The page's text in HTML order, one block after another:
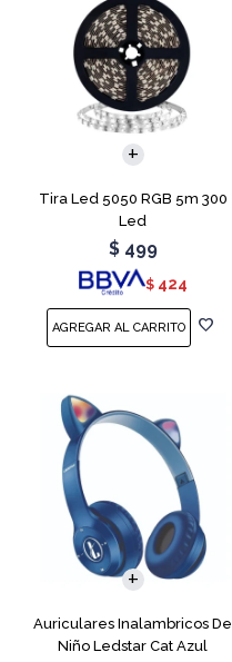
Tira Led 5050 RGB 5m 300
Led
$ 499
$ 424
Auriculares Inalambricos De
Niño Ledstar Cat Azul